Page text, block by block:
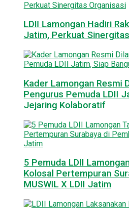
LDII Lamongan Hadiri
Jatim, Perkuat
Kader Lamongan Resmi
Pengurus Pemuda LDII
Jejaring Kolaboratif
5 Pemuda LDII
Kolosal Pertempuran
MUSWIL X LDII Jatim